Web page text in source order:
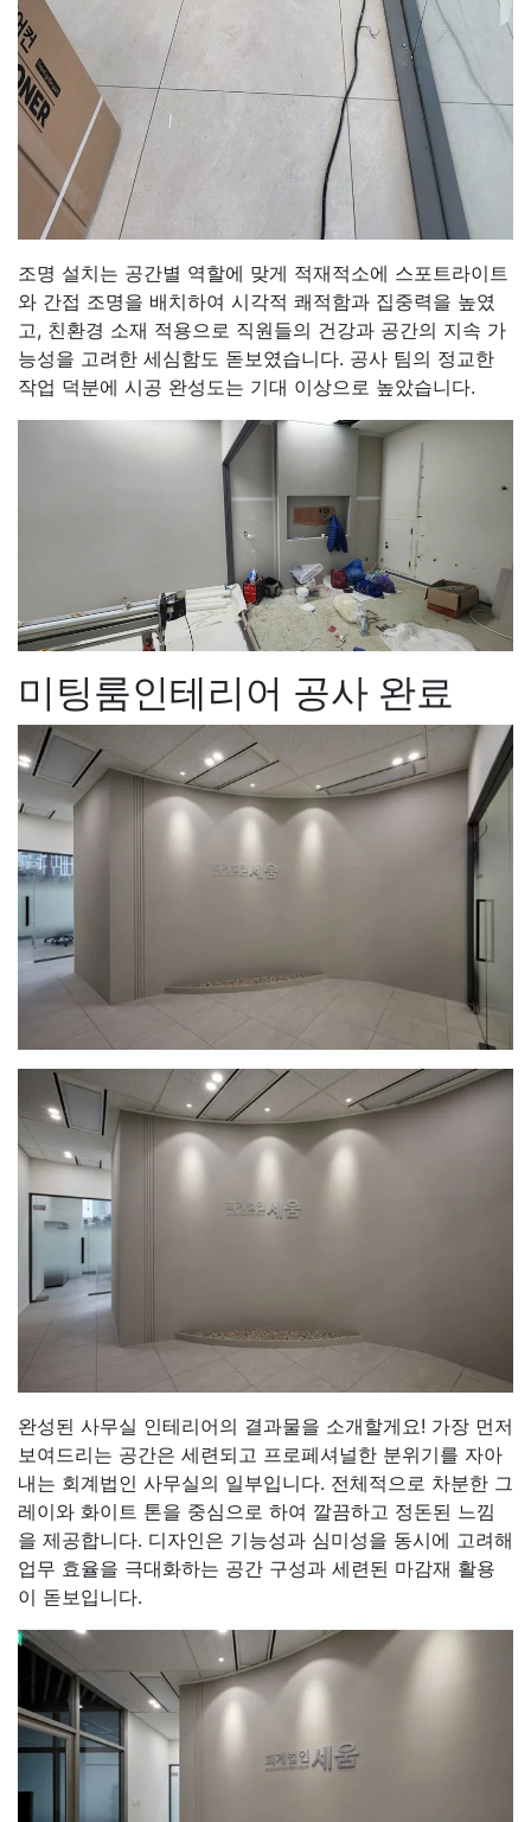
조명 설치는 공간별 역할에 맞게 적재적소에 스포트라이트
와 간접 조명을 배치하여 시각적 쾌적함과 집중력을 높였
고, 친환경 소재 적용으로 직원들의 건강과 공간의 지속 가
능성을 고려한 세심함도 돋보였습니다. 공사 팀의 정교한
작업 덕분에 시공 완성도는 기대 이상으로 높았습니다.
미팅룸인테리어 공사 완료
완성된 사무실 인테리어의 결과물을 소개할게요! 가장 먼저
보여드리는 공간은 세련되고 프로페셔널한 분위기를 자아
내는 회계법인 사무실의 일부입니다. 전체적으로 차분한 그
레이와 화이트 톤을 중심으로 하여 깔끔하고 정돈된 느낌
을 제공합니다. 디자인은 기능성과 심미성을 동시에 고려해
업무 효율을 극대화하는 공간 구성과 세련된 마감재 활용
이 돋보입니다.